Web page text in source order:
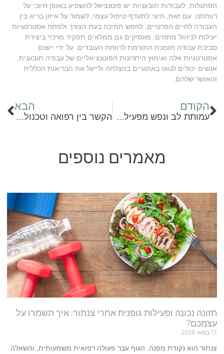
הסתגלות, לעבודות תובעניות יש פוטנציאל להשפיע באופן חיובי על
רווחתנו. עם זאת, חיוני לתעדף טיפול עצמי, לשמור על איזון בריא בין
העבודה לחיים הפרטיים, לחפש תמיכה בעת הצורך ולפתח אסטרטגיות
יעילות לניהול מתחים. מעסיקים גם ממלאים תפקיד מרכזי ביצירת
סביבת עבודה תומכת התורמת לרווחת העובדים. על ידי יישום
אסטרטגיות אלה ואימוץ היתרונות הפוטנציאליים של עבודה תובענית,
אנשים יכולים לנווט באתגרים בהצלחה ולייעל את הבריאות הכללית
והאושר שלהם.
הקודם
עמותת לב ונפש מפעילה מחנות נופש והבראה לילדים: הכירו את פעילותה
הבא
הקשר בין רפואה וטכנולוגיה: החברה שמספקת פתרונות בתחום הציוד הרפואי
מאמרים נוספים
תזונה נכונה ופעילות גופנית אחרי צנתור: איך תשמרו על
עצמכם?
17 במאי 2026
צנתור הוא נקודת מפנה. הגוף עבר פעולה רפואית משמעותית, והשאלה